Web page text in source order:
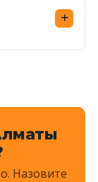
при
Назовите